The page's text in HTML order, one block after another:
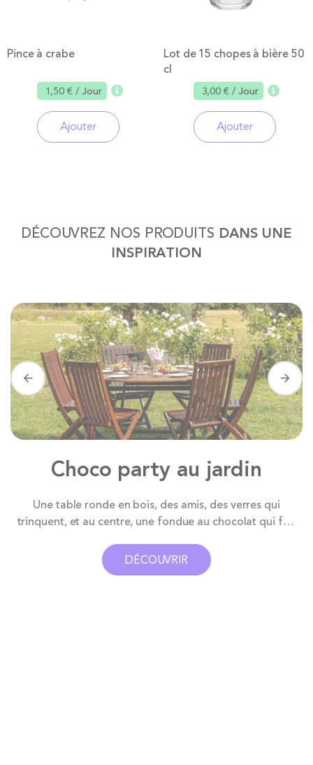
Pince à crabe
1,50 €/ Jour
Ajouter
Lot de 15 chopes à bière 50
cl
3,00 €/ Jour
Ajouter
DÉCOUVREZ NOS PRODUITS DANS UNE
INSPIRATION
Choco party au jardin
Une table ronde en bois, des amis, des verres qui
et au centre, une fondue au chocolat qui fait
du matériel à petits prix, on plante le décor
vos meilleurs souvenirs. Ici, c’est le combo gagnant :
DÉCOUVRIR
en extérieur !